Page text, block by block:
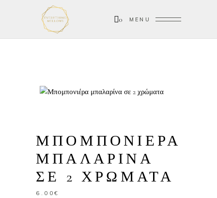
0 MENU
ΜΠΟΜΠΟΝΙΕΡΑ
ΜΠΑΛΑΡΙΝΑ
ΣΕ 2 ΧΡΩΜΑΤΑ
6.00€